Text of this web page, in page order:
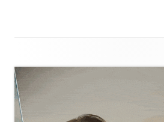
Sivupalkki